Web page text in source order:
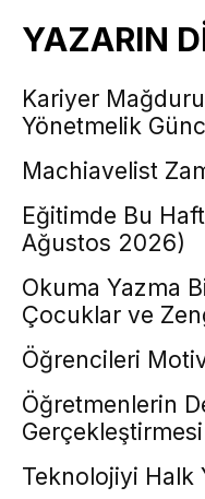
YAZARIN
Kariyer
Yönetmelik
Machiavelist
Eğitimde Bu
Ağustos 2026)
Okuma Yazma
Çocuklar ve
Öğrencileri
Öğretmenlerin
Gerçekleştirmesi
Teknolojiyi Halk